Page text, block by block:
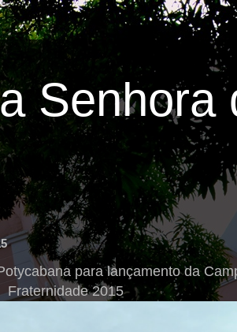
Senhora
para lançamento da
Fraternidade 2015